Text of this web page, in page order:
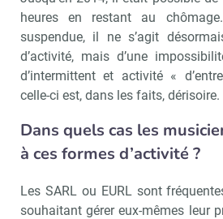
heures en restant au
suspendue, il ne s’agit
d’activité, mais d’une
d’intermittent et activité «
celle-ci est, dans les faits, dérisoire.
Dans quels cas les
à ces formes d’activité ?
Les SARL ou EURL sont
souhaitant gérer eux-mêmes leur